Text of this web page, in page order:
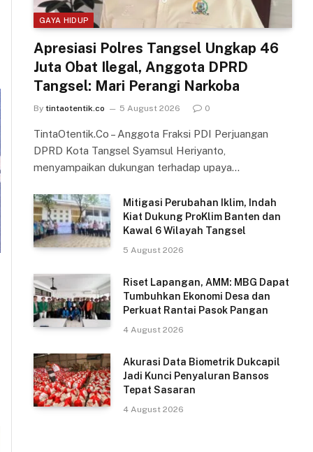
GAYA HIDUP
Apresiasi Polres Tangsel Ungkap 46
Juta Obat Ilegal, Anggota DPRD
Tangsel: Mari Perangi Narkoba
By tintaotentik.co 5 August 2026 0
TintaOtentik.Co – Anggota Fraksi PDI Perjuangan
DPRD Kota Tangsel Syamsul Heriyanto,
menyampaikan dukungan terhadap upaya…
Mitigasi Perubahan Iklim, Indah
Kiat Dukung ProKlim Banten dan
Kawal 6 Wilayah Tangsel
5 August 2026
Riset Lapangan, AMM: MBG Dapat
Tumbuhkan Ekonomi Desa dan
Perkuat Rantai Pasok Pangan
4 August 2026
Akurasi Data Biometrik Dukcapil
Jadi Kunci Penyaluran Bansos
Tepat Sasaran
4 August 2026